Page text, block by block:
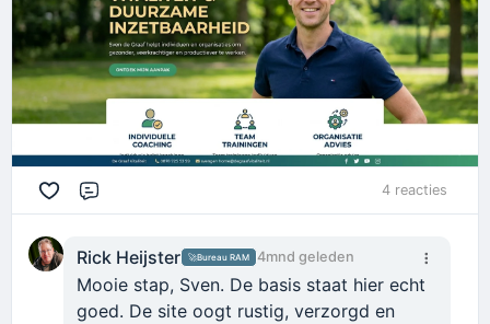
4 reacties
Rick Heijster 🚀Bureau RAM 4mnd geleden
Mooie stap, Sven. De basis staat hier echt
goed. De site oogt rustig, verzorgd en